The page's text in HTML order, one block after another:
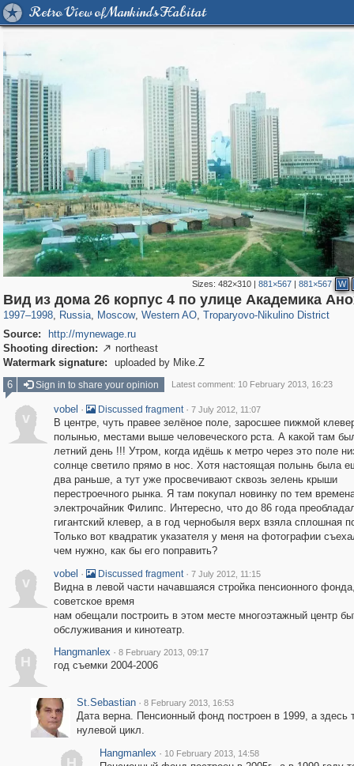
Retro View of Mankind's Habitat
Sizes: 482×310| 881×567| 881×567 W
Вид из дома 26 корпус 4 по улице Академика
1997–1998, Russia
1,407,406 29,248
, Moscow
319,882 8,286
, Western AO
27,131 310
, Troparyovo-Nikulino District
2,259 7
Source:
http://mynewage.ru
Shooting direction:  northeast
Watermark signature:
uploaded by Mike.Z
6
Sign in to share your opinion Latest comment: 10 February 2013, 16:23
v
vobel · Discussed fragment · 7 July 2012, 11:07
В центре, чуть правее зелёное поле, заросшее пижмой
полынью, местами выше человеческого рста. А какой там
летний день !!! Утром, когда идёшь к метро через это поле
солнце светило прямо в нос. Хотя настоящая полынь была
два раньше, а тут уже просвечивают сквозь зелень крыши
перестроечного рынка. Я там покупал новинку по тем
электрочайник Филипс. Интересно, что до 86 года
гигантский клевер, а в год чернобыля верх взяла сплошная
Только вот квадратик указателя у меня на фотографии
чем нужно, как бы его поправить?
v
vobel · Discussed fragment · 7 July 2012, 11:15
Видна в левой части начавшаяся стройка пенсионного
советское время
нам обещали построить в этом месте многоэтажный центр
обслуживания и кинотеатр.
H
Hangmanlex · 8 February 2013, 09:17
год съемки 2004-2006
St.Sebastian · 8 February 2013, 16:53
Дата верна. Пенсионный фонд построен в 1999, а здесь
нулевой цикл.
H
Hangmanlex · 10 February 2013, 14:58